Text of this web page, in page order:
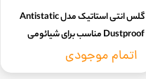
گلس انتی استاتیک مدل Antistatic
Dustproof مناسب برای شیائومی
Poco X6 5g
اتمام موجودی